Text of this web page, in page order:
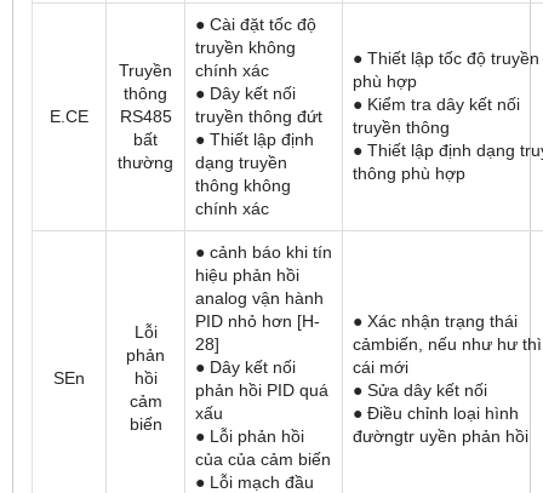
E.CE
Truyền
thông
RS485
bất
thường
● Cài đặt tốc độ
truyền không
chính xác
● Dây kết nối
truyền thông đứt
● Thiết lập định
dạng truyền
thông không
chính xác
● Thiết lập tốc độ truyền
phù hợp
● Kiểm tra dây kết nối
truyền thông
● Thiết lập định dạng
thông phù hợp
SEn
Lỗi
phản
hồi
cảm
biến
● cảnh báo khi tín
hiệu phản hồi
analog vận hành
PID nhỏ hơn [H-
28]
● Dây kết nối
phản hồi PID quá
xấu
● Lỗi phản hồi
của của cảm biến
● Lỗi mạch đầu
● Xác nhận trạng thái
cảmbiến, nếu như hư
cái mới
● Sửa dây kết nối
● Điều chỉnh loại hình
đườngtr uyền phản hồi